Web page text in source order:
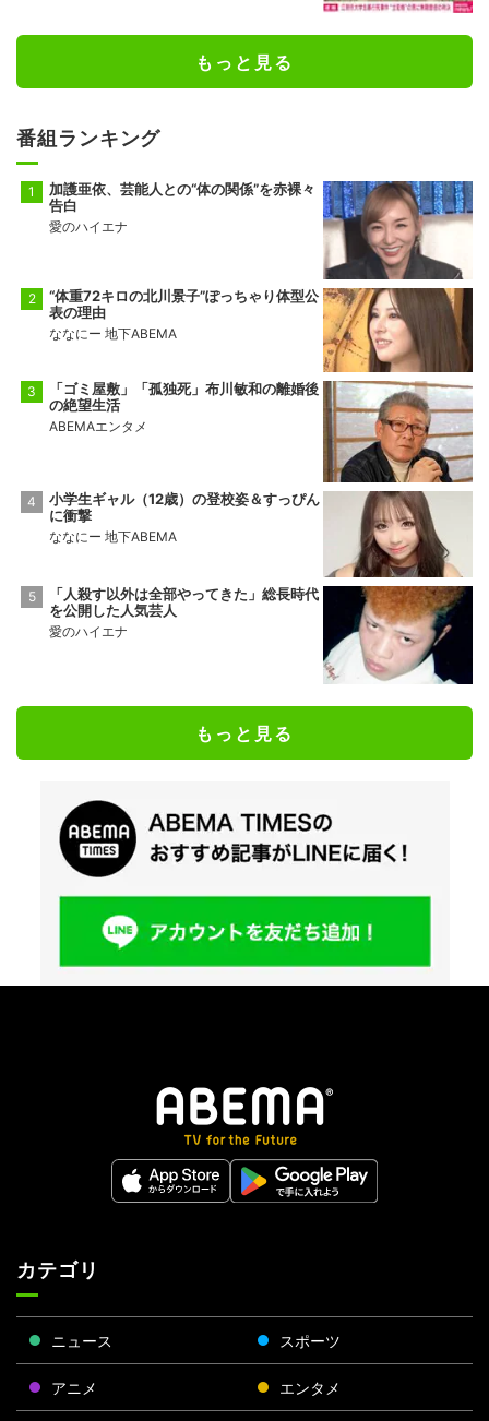
もっと見る
番組ランキング
加護亜依、芸能人との“体の関係”を赤裸々
告白
愛のハイエナ
“体重72キロの北川景子”ぽっちゃり体型公
表の理由
ななにー 地下ABEMA
「ゴミ屋敷」「孤独死」布川敏和の離婚後
の絶望生活
ABEMAエンタメ
小学生ギャル（12歳）の登校姿＆すっぴん
に衝撃
ななにー 地下ABEMA
「人殺す以外は全部やってきた」総長時代
を公開した人気芸人
愛のハイエナ
もっと見る
カテゴリ
ニュース スポーツ
アニメ エンタメ